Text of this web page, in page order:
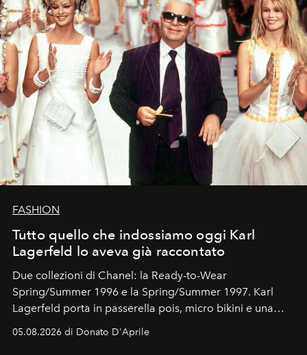
FASHION
Tutto quello che indossiamo oggi Karl
Lagerfeld lo aveva già raccontato
Due collezioni di Chanel: la Ready-to-Wear
Spring/Summer 1996 e la Spring/Summer 1997. Karl
Lagerfeld porta in passerella pois, micro bikini e una
Kate, Claudia e Carla una dietro l'altra. Trent'anni dopo,
05.08.2026 di Donato D'Aprile